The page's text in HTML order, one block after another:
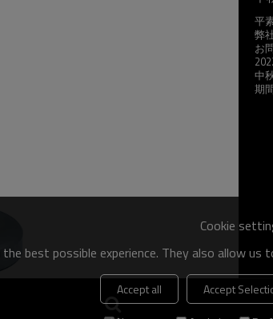
平
弊
お
中
期
Cookie
best possible experience. They also allow
Accept all Accept